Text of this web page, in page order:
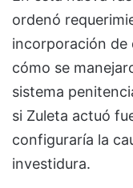
ordenó
incorporación de
cómo se
sistema
si Zuleta actuó
configuraría la
investidura.